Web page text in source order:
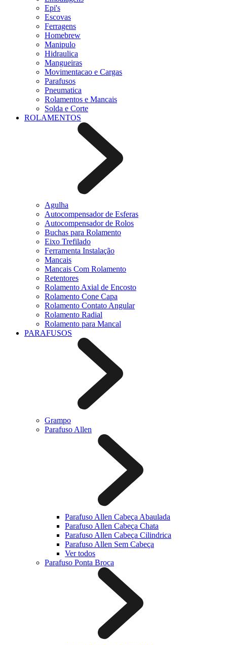
Epi's
Escovas
Ferragens
Homebrew
Manipulo
Hidraulica
Mangueiras
Movimentacao e Cargas
Parafusos
Pneumatica
Rolamentos e Mancais
Solda e Corte
ROLAMENTOS
Agulha
Autocompensador de Esferas
Autocompensador de Rolos
Buchas para Rolamento
Eixo Trefilado
Ferramenta Instalação
Mancais
Mancais Com Rolamento
Retentores
Rolamento Axial de Encosto
Rolamento Cone Capa
Rolamento Contato Angular
Rolamento Radial
Rolamento para Mancal
PARAFUSOS
Grampo
Parafuso Allen
Parafuso Allen Cabeça Abaulada
Parafuso Allen Cabeça Chata
Parafuso Allen Cabeça Cilindrica
Parafuso Allen Sem Cabeça
Ver todos
Parafuso Ponta Broca